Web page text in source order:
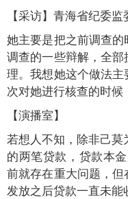
【采访】青海省纪委
她主要是把之前调查
调查的一些辩解，全
理。我想她这个做法
次对她进行核查的时候
【演播室】
若想人不知，除非己
的两笔贷款，贷款本
前就存在重大问题，但
发放之后贷款一直未能